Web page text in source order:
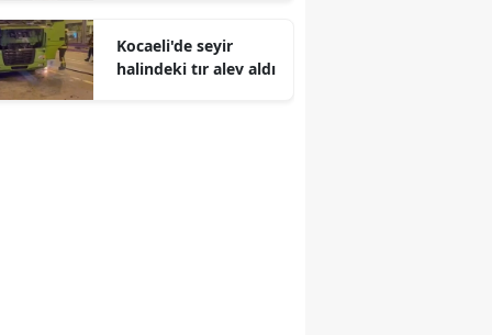
Muğla
Kocaeli'de seyir
halindeki tır alev aldı